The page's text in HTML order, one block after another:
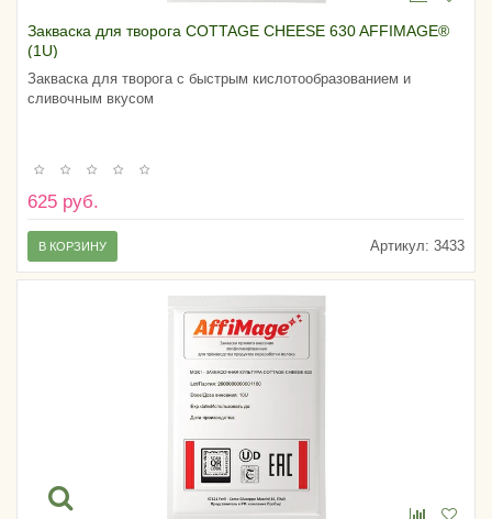
Закваска для творога COTTAGE CHEESE 630 AFFIMAGE®
(1U)
Закваска для творога с быстрым кислотообразованием и
сливочным вкусом
625 руб.
Артикул: 3433
В КОРЗИНУ